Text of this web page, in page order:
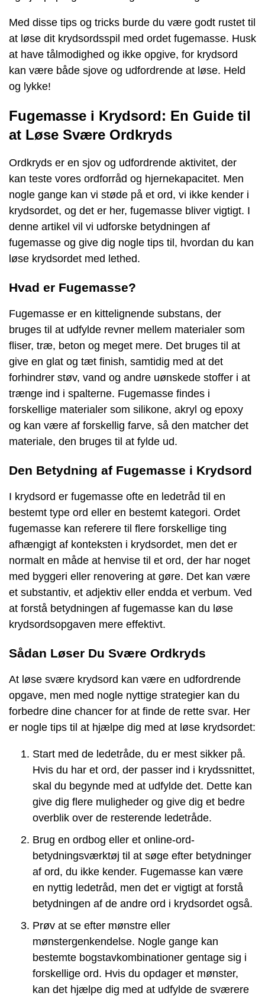
Med disse tips og tricks burde du være godt rustet til
at løse dit krydsordsspil med ordet fugemasse. Husk
at have tålmodighed og ikke opgive, for krydsord
kan være både sjove og udfordrende at løse. Held
og lykke!
Fugemasse i Krydsord: En Guide til
at Løse Svære Ordkryds
Ordkryds er en sjov og udfordrende aktivitet, der
kan teste vores ordforråd og hjernekapacitet. Men
nogle gange kan vi støde på et ord, vi ikke kender i
krydsordet, og det er her, fugemasse bliver vigtigt. I
denne artikel vil vi udforske betydningen af
fugemasse og give dig nogle tips til, hvordan du kan
løse krydsordet med lethed.
Hvad er Fugemasse?
Fugemasse er en kittelignende substans, der
bruges til at udfylde revner mellem materialer som
fliser, træ, beton og meget mere. Det bruges til at
give en glat og tæt finish, samtidig med at det
forhindrer støv, vand og andre uønskede stoffer i at
trænge ind i spalterne. Fugemasse findes i
forskellige materialer som silikone, akryl og epoxy
og kan være af forskellig farve, så den matcher det
materiale, den bruges til at fylde ud.
Den Betydning af Fugemasse i Krydsord
I krydsord er fugemasse ofte en ledetråd til en
bestemt type ord eller en bestemt kategori. Ordet
fugemasse kan referere til flere forskellige ting
afhængigt af konteksten i krydsordet, men det er
normalt en måde at henvise til et ord, der har noget
med byggeri eller renovering at gøre. Det kan være
et substantiv, et adjektiv eller endda et verbum. Ved
at forstå betydningen af fugemasse kan du løse
krydsordsopgaven mere effektivt.
Sådan Løser Du Svære Ordkryds
At løse svære krydsord kan være en udfordrende
opgave, men med nogle nyttige strategier kan du
forbedre dine chancer for at finde de rette svar. Her
er nogle tips til at hjælpe dig med at løse krydsordet:
Start med de ledetråde, du er mest sikker på.
Hvis du har et ord, der passer ind i krydssnittet,
skal du begynde med at udfylde det. Dette kan
give dig flere muligheder og give dig et bedre
overblik over de resterende ledetråde.
Brug en ordbog eller et online-ord-
betydningsværktøj til at søge efter betydninger
af ord, du ikke kender. Fugemasse kan være
en nyttig ledetråd, men det er vigtigt at forstå
betydningen af de andre ord i krydsordet også.
Prøv at se efter mønstre eller
mønstergenkendelse. Nogle gange kan
bestemte bogstavkombinationer gentage sig i
forskellige ord. Hvis du opdager et mønster,
kan det hjælpe dig med at udfylde de sværere